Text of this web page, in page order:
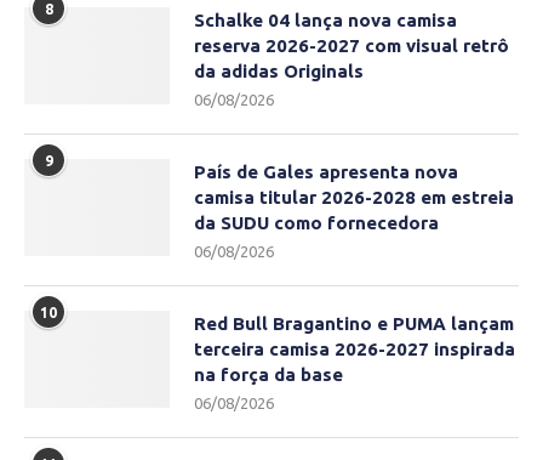
8
Schalke 04 lança nova camisa
reserva 2026-2027 com visual retrô
da adidas Originals
06/08/2026
9
País de Gales apresenta nova
camisa titular 2026-2028 em estreia
da SUDU como fornecedora
06/08/2026
10
Red Bull Bragantino e PUMA lançam
terceira camisa 2026-2027 inspirada
na força da base
06/08/2026